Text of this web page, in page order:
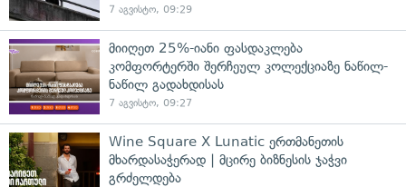
7 აგვისტო, 09:29
მიიღეთ 25%-იანი ფასდაკლება
კომფორტერში შერჩეულ კოლექციაზე ნაწილ-
ნაწილ გადახდისას
7 აგვისტო, 09:27
Wine Square X Lunatic ერთმანეთის
მხარდასაჭერად | მცირე ბიზნესის ჯაჭვი
გრძელდება